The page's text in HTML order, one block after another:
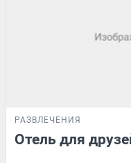
РАЗВЛЕЧЕНИЯ
Отель для